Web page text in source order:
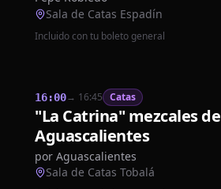
Sala de Catas Espadín
Incluido con tu boleto general
16:00→ 16:45 Catas
"La Catrina" mezcales de
Aguascalientes
por Aguascalientes
Sala de Catas Tobalá